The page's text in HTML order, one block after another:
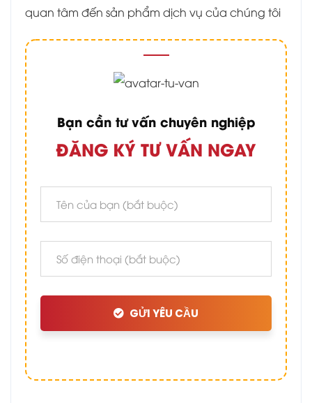
quan tâm đến sản phẩm dịch vụ của chúng tôi
Bạn cần tư vấn chuyên nghiệp
ĐĂNG KÝ TƯ VẤN NGAY
GỬI YÊU CẦU